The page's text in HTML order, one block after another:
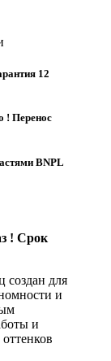
12
! Перенос
BNPL
! Срок
создан для
и
и